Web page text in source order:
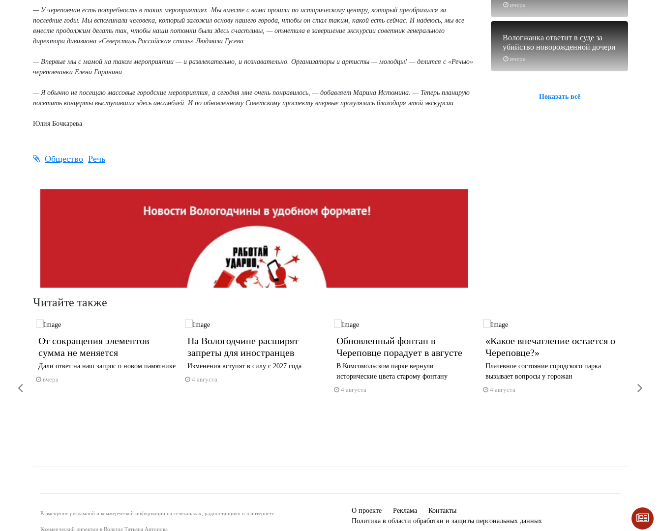
— У череповчан есть потребность в таких мероприятиях. Мы вместе с вами прошли по историческому центру, который преобразился за
последние годы. Мы вспоминали человека, который заложил основу нашего города, чтобы он стал таким, какой есть сейчас. И надеюсь, мы все
вместе продолжим делать так, чтобы наши потомки были здесь счастливы, — отметила в завершение экскурсии советник генерального
директора дивизиона «Северсталь Российская сталь» Людмила Гусева.
— Впервые мы с мамой на таком мероприятии — и развлекательно, и познавательно. Организаторы и артисты — молодцы! — делится с «Речью»
череповчанка Елена Гаранина.
— Я обычно не посещаю массовые городские мероприятия, а сегодня мне очень понравилось, — добавляет Марина Истомина. — Теперь планирую
посетить концерты выступавших здесь ансамблей. И по обновленному Советскому проспекту впервые прогулялась благодаря этой экскурсии.
Юлия Бочкарева
Общество Речь
вчера
вчера
Вологжанка ответит в суде за
убийство новорожденной дочери
Показать всё
Читайте также
От сокращения элементов
сумма не меняется
Дали ответ на наш запрос о новом памятнике
вчера
На Вологодчине расширят
запреты для иностранцев
Изменения вступят в силу с 2027 года
4 августа
Обновленный фонтан в
Череповце порадует в августе
В Комсомольском парке вернули
исторические цвета старому фонтану
4 августа
«Какое впечатление остается о
Череповце?»
Плачевное состояние городского парка
вызывает вопросы у горожан
4 августа
4
Размещение рекламной и коммерческой информации на телеканалах, радиостанциях и в интернете.
Коммерческий директор в Вологде Татьяна Антонова
О проекте Реклама
Контакты
Политика в области обработки и защиты персональных данных